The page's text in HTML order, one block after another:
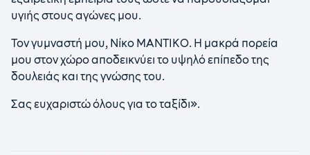
υγιής στους αγώνες μου.
Τον γυμναστή μου, Νίκο ΜΑΝΤΙΚΟ. Η μακρά πορεία
μου στον χώρο αποδεικνύει το υψηλό επίπεδο της
δουλειάς και της γνώσης του.
Σας ευχαριστώ όλους για το ταξίδι».